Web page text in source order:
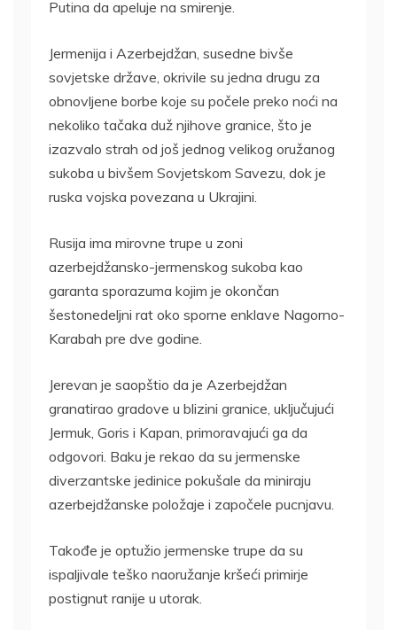
Putina da apeluje na smirenje.
Jermenija i Azerbejdžan, susedne bivše
sovjetske države, okrivile su jedna drugu za
obnovljene borbe koje su počele preko noći na
nekoliko tačaka duž njihove granice, što je
izazvalo strah od još jednog velikog oružanog
sukoba u bivšem Sovjetskom Savezu, dok je
ruska vojska povezana u Ukrajini.
Rusija ima mirovne trupe u zoni
azerbejdžansko-jermenskog sukoba kao
garanta sporazuma kojim je okončan
šestonedeljni rat oko sporne enklave Nagorno-
Karabah pre dve godine.
Jerevan je saopštio da je Azerbejdžan
granatirao gradove u blizini granice, uključujući
Jermuk, Goris i Kapan, primoravajući ga da
odgovori. Baku je rekao da su jermenske
diverzantske jedinice pokušale da miniraju
azerbejdžanske položaje i započele pucnjavu.
Takođe je optužio jermenske trupe da su
ispaljivale teško naoružanje kršeći primirje
postignut ranije u utorak.